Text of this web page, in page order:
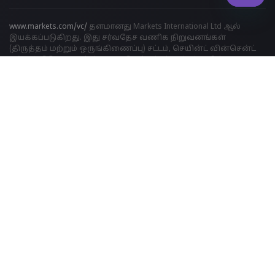
www.markets.com/vc/ தளமானது Markets International Ltd ஆல்
இயக்கப்படுகிறது. இது சர்வதேச வணிக நிறுவனங்கள்
(திருத்தம் மற்றும் ஒருங்கிணைப்பு) சட்டம், செயின்ட் வின்சென்ட்